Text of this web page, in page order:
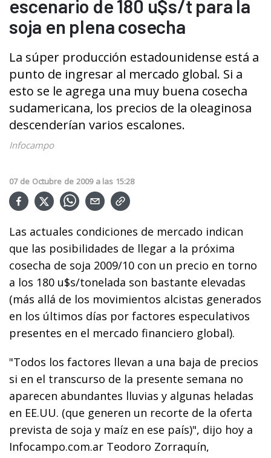
escenario de 180 u$s/t para la
soja en plena cosecha
La súper producción estadounidense está a
punto de ingresar al mercado global. Si a
esto se le agrega una muy buena cosecha
sudamericana, los precios de la oleaginosa
descenderían varios escalones.
Infocampo
07 de Octubre de 2009 a las 15:28
Las actuales condiciones de mercado indican
que las posibilidades de llegar a la próxima
cosecha de soja 2009/10 con un precio en torno
a los 180 u$s/tonelada son bastante elevadas
(más allá de los movimientos alcistas generados
en los últimos días por factores especulativos
presentes en el mercado financiero global).
"Todos los factores llevan a una baja de precios
si en el transcurso de la presente semana no
aparecen abundantes lluvias y algunas heladas
en EE.UU. (que generen un recorte de la oferta
prevista de soja y maíz en ese país)", dijo hoy a
Infocampo.com.ar Teodoro Zorraquín,